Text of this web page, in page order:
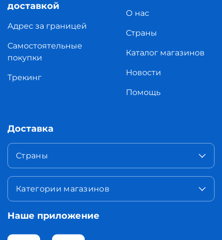
доставкой
Адрес за границей
Самостоятельные
покупки
Трекинг
О нас
Страны
Каталог магазинов
Новости
Помощь
Доставка
Страны
Категории магазинов
Наше приложение